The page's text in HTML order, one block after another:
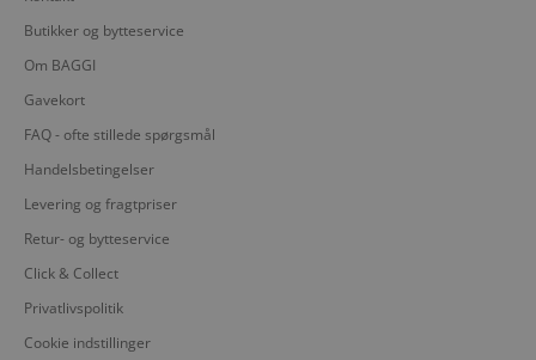
Butikker og bytteservice
Om BAGGI
Gavekort
FAQ - ofte stillede spørgsmål
Handelsbetingelser
Levering og fragtpriser
Retur- og bytteservice
Click & Collect
Privatlivspolitik
Cookie indstillinger